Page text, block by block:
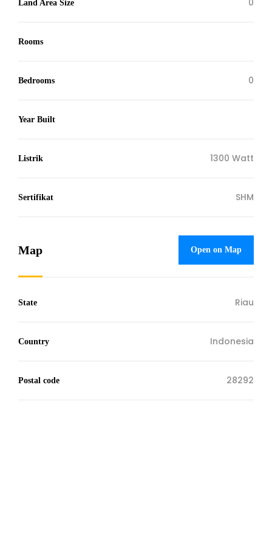
Land Area Size 0
Rooms
Bedrooms 0
Year Built
Listrik 1300 Watt
Sertifikat SHM
Map Open on Map
State Riau
Country Indonesia
Postal code 28292